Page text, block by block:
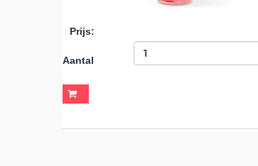
Prijs:
Aantal